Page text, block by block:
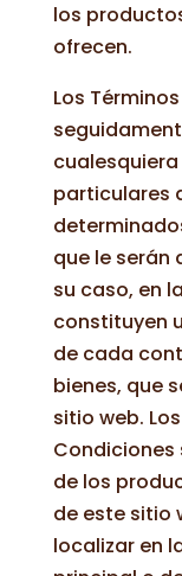
los
ofrecen.
Los
particulares
que le serán
su caso, en
constituyen
de cada
bienes, que
sitio web.
Condiciones
de los
de este sitio
localizar en